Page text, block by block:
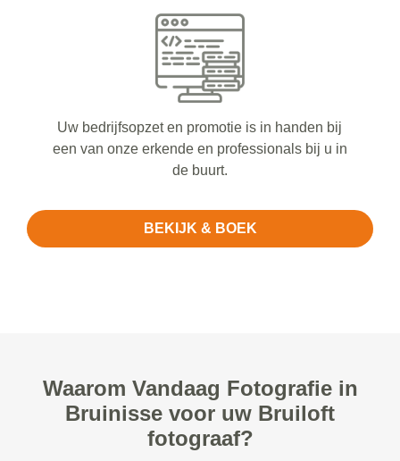
Uw bedrijfsopzet en promotie is in handen bij
een van onze erkende en professionals bij u in
de buurt.
BEKIJK & BOEK
Waarom Vandaag Fotografie in
Bruinisse voor uw Bruiloft
fotograaf?